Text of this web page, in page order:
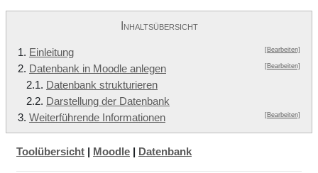
Inhaltsübersicht
1. Einleitung [Bearbeiten]
2. Datenbank in Moodle anlegen [Bearbeiten]
2.1. Datenbank strukturieren
2.2. Darstellung der Datenbank
3. Weiterführende Informationen [Bearbeiten]
Toolübersicht Moodle Datenbank